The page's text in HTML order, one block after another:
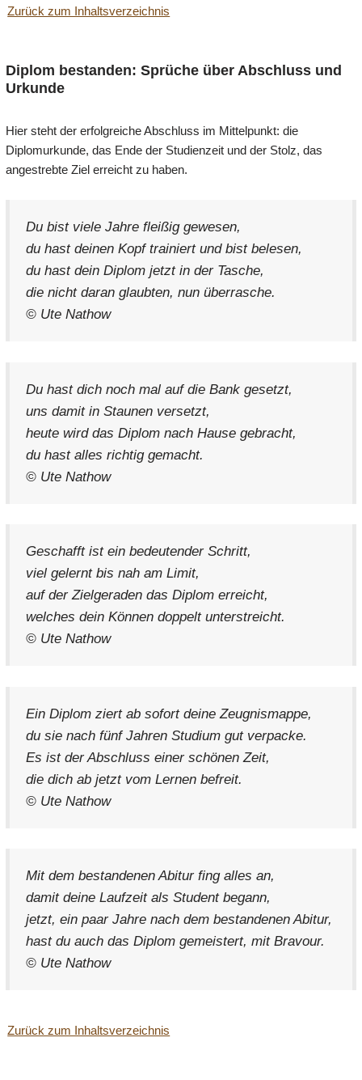
Zurück zum Inhaltsverzeichnis
Diplom bestanden: Sprüche über Abschluss und
Urkunde
Hier steht der erfolgreiche Abschluss im Mittelpunkt: die
Diplomurkunde, das Ende der Studienzeit und der Stolz, das
angestrebte Ziel erreicht zu haben.
Du bist viele Jahre fleißig gewesen,
du hast deinen Kopf trainiert und bist belesen,
du hast dein Diplom jetzt in der Tasche,
die nicht daran glaubten, nun überrasche.
© Ute Nathow
Du hast dich noch mal auf die Bank gesetzt,
uns damit in Staunen versetzt,
heute wird das Diplom nach Hause gebracht,
du hast alles richtig gemacht.
© Ute Nathow
Geschafft ist ein bedeutender Schritt,
viel gelernt bis nah am Limit,
auf der Zielgeraden das Diplom erreicht,
welches dein Können doppelt unterstreicht.
© Ute Nathow
Ein Diplom ziert ab sofort deine Zeugnismappe,
du sie nach fünf Jahren Studium gut verpacke.
Es ist der Abschluss einer schönen Zeit,
die dich ab jetzt vom Lernen befreit.
© Ute Nathow
Mit dem bestandenen Abitur fing alles an,
damit deine Laufzeit als Student begann,
jetzt, ein paar Jahre nach dem bestandenen Abitur,
hast du auch das Diplom gemeistert, mit Bravour.
© Ute Nathow
Zurück zum Inhaltsverzeichnis